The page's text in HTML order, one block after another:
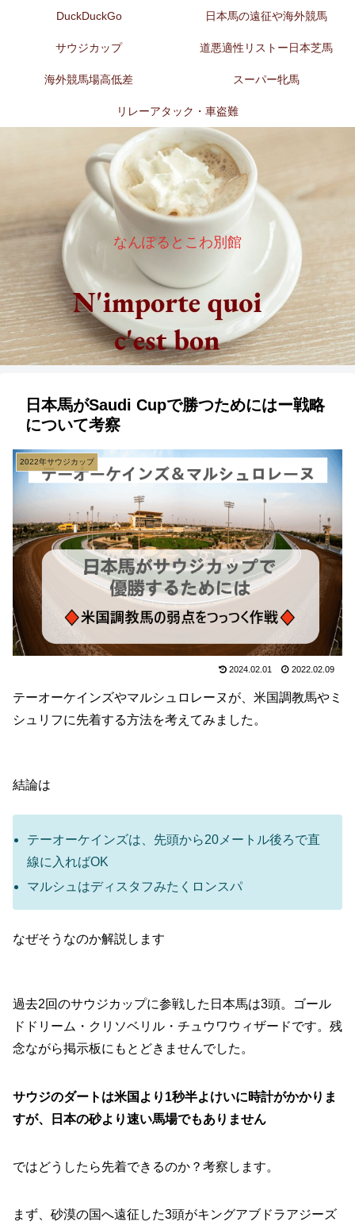
なんぽるとこわ別館
DuckDuckGo 日本馬の遠征や海外競馬
サウジカップ 道悪適性リストー日本芝馬
海外競馬場高低差 スーパー牝馬
リレーアタック・車盗難
日本馬がSaudi Cupで勝つためにはー戦略
について考察
2022年サウジカップ
2024.02.01 2022.02.09
テーオーケインズやマルシュロレーヌが、米国調教馬やミ
シュリフに先着する方法を考えてみました。
結論は
テーオーケインズは、先頭から20メートル後ろで直
線に入ればOK
マルシュはディスタフみたくロンスパ
なぜそうなのか解説します
過去2回のサウジカップに参戦した日本馬は3頭。ゴール
ドドリーム・クリソベリル・チュウワウィザードです。残
念ながら掲示板にもとどきませんでした。
サウジのダートは米国より1秒半よけいに時計がかかりま
すが、日本の砂より速い馬場でもありません
ではどうしたら先着できるのか？考察します。
まず、砂漠の国へ遠征した3頭がキングアブドラアジーズ